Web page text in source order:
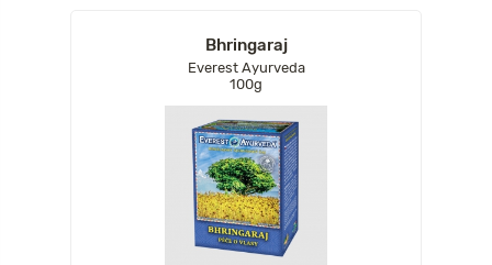
Bhringaraj
Everest Ayurveda
100g